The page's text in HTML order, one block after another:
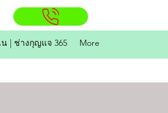
| ช่างกุญแจ 365 More